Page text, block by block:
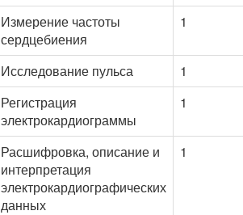
Измерение частоты
сердцебиения
1
Исследование пульса
1
Регистрация
электрокардиограммы
1
Расшифровка, описание и
интерпретация
электрокардиографических
данных
1